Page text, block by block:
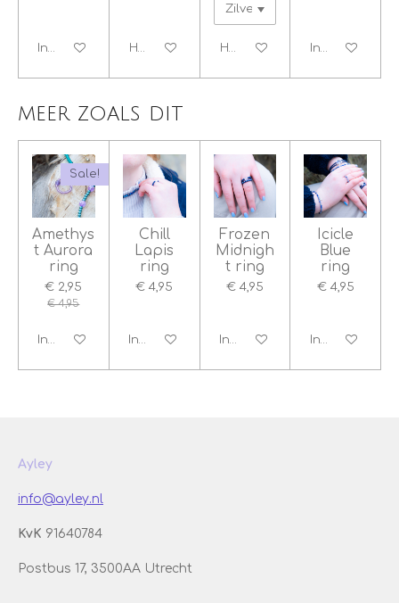
In winkelwagen Houd mij op de hoogteHoud mij op de hoogte
In
meer zoals dit
Sale!
Amethys
t Aurora
ring
€ 2,95
€ 4,95
In winkelwagen
Chill
Lapis
ring
€ 4,95
In winkelwagen
Frozen
Midnigh
t ring
€ 4,95
In winkelwagen
Icicle
Blue
ring
€ 4,95
In
Ayley
info@ayley.nl
KvK 91640784
Postbus 17, 3500AA Utrecht